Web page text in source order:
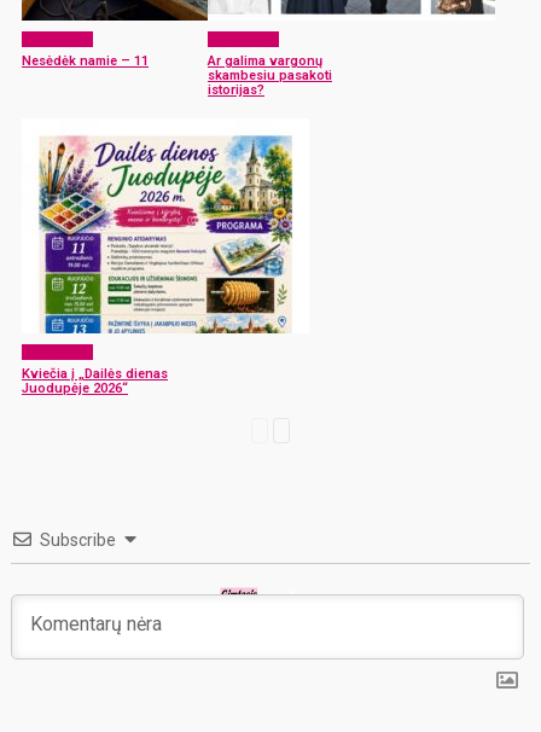
Nesėdėk namie – 11
Ar galima vargonų
skambesiu pasakoti
istorijas?
Kviečia į „Dailės dienas
Juodupėje 2026“
Subscribe